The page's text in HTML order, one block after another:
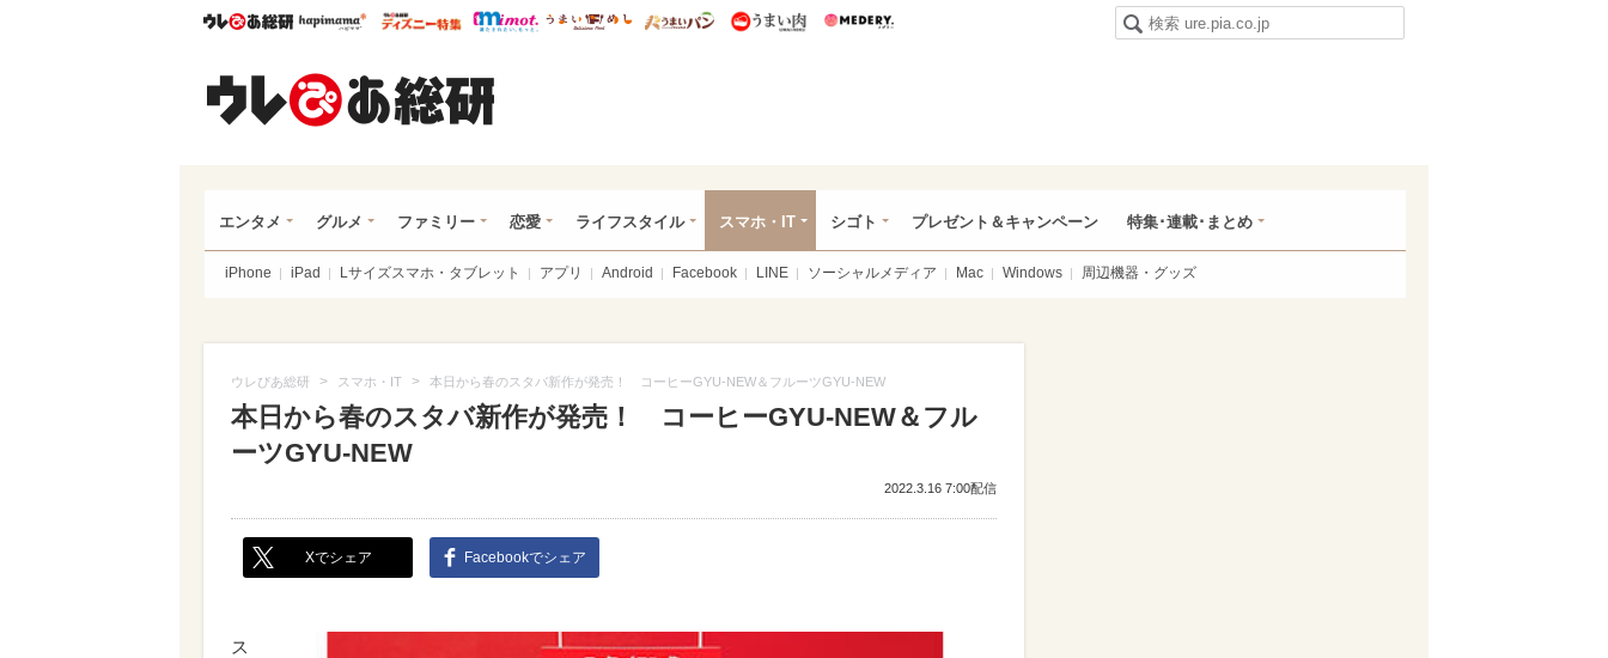
ウレぴあ総研ハピママ* ウレぴあ総研 ディズニー特集
mimot. うまいめし うまいパン うまい肉
エンタメ グルメ ファミリー 恋愛 ライフスタイル スマホ・IT シゴト プレゼント＆キャンペーン 特集･連載･まとめ
iPhone iPad Lサイズスマホ・タブレット アプリ Android Facebook LINE ソーシャルメディア Mac Windows 周辺機器・グッズ
ウレぴあ総研 > スマホ・IT > 本日から春のスタバ新作が発売！ コーヒーGYU‐NEW＆フルーツGYU-NEW
本日から春のスタバ新作が発売！ コーヒーGYU‐NEW＆フル
ーツGYU-NEW
2022.3.16 7:00配信
Xでシェア Facebookでシェア
ス